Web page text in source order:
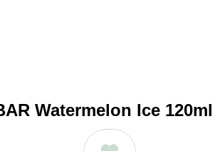
Watermelon Ice 120ml